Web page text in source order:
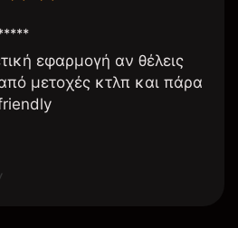
εφαρμογή αν θέλεις
μετοχές κτλπ και πάρα